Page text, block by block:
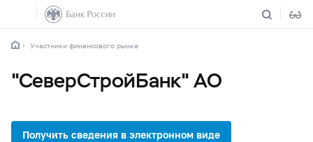
Участники финансового рынка
"СеверСтройБанк" АО